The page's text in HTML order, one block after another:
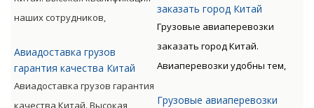
наших сотрудников,
подготовку, позволяет
мастерски обслуживать
перевозки всех видов,
Авиадоставка грузов
гарантия качества Китай
Авиадоставка грузов гарантия
качества Китай. Высокая
окупается преимуществами
авиаперевозок.
доставляются быстро, без
излишних остановок. Цену
такого вида перевозки
дороже, чем доставка морем
либо машиной. Но стоимость
заказать город Китай
Грузовые авиаперевозки
заказать город Китай.
Авиаперевозки удобны тем,
время клиента. Грузы
Грузовые авиаперевозки